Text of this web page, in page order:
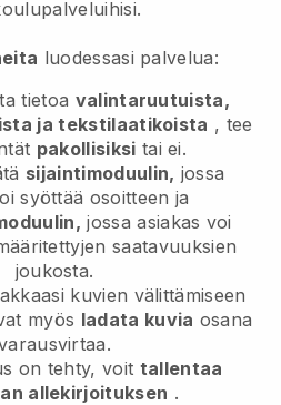
luodessasi palvelua:
tietoa valintaruutuista,
ja tekstilaatikoista , tee
pakollisiksi tai ei.
sijaintimoduulin, jossa
syöttää osoitteen ja
jossa asiakas voi
saatavuuksien
joukosta.
kuvien välittämiseen
myös ladata kuvia osana
on tehty, voit tallentaa
allekirjoituksen .